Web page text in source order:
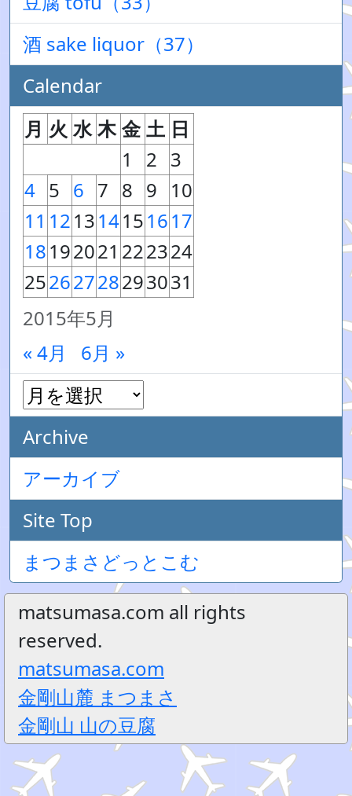
酒 sake liquor（37）
Calendar
2015年5月
月 火 水 木 金 土 日
1
2 3
4 5 6 7 8 9
10
11 121314151617
18192021 222324
25262728293031
« 4月 6月 »
Archive
アーカイブ
Site Top
まつまさどっとこむ
matsumasa.com all rights
reserved.
matsumasa.com
金剛山麓 まつまさ
金剛山 山の豆腐